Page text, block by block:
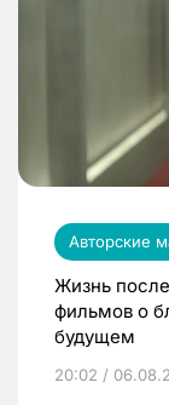
Авторские
Жизнь
фильмов о
будущем
20:02 /